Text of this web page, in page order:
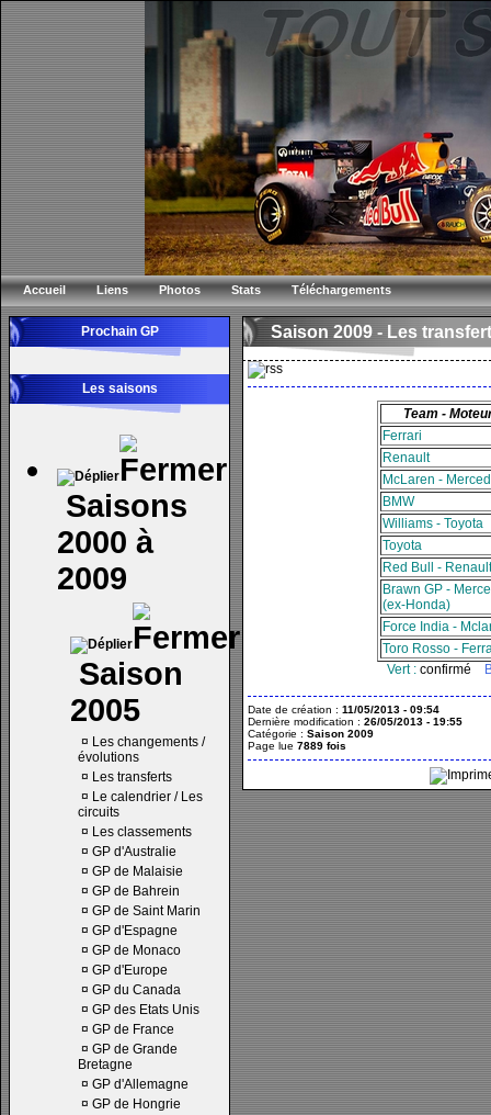
Accueil Liens Photos Stats Téléchargements
Prochain GP
Les saisons
Saisons
2000 à
2009
Saison
2005
¤ Les changements /
évolutions
¤ Les transferts
¤ Le calendrier / Les
circuits
¤ Les classements
¤ GP d'Australie
¤ GP de Malaisie
¤ GP de Bahrein
¤ GP de Saint Marin
¤ GP d'Espagne
¤ GP de Monaco
¤ GP d'Europe
¤ GP du Canada
¤ GP des Etats Unis
¤ GP de France
¤ GP de Grande
Bretagne
¤ GP d'Allemagne
¤ GP de Hongrie
Saison 2009 - Les
Team -
Ferrari
Renault
McLaren -
BMW
Williams - Toyota
Toyota
Red Bull - Renault
Brawn GP -
(ex-Honda)
Force India -
Toro Rosso -
Vert :confirmé
Date de création : 11/05/2013 - 09:54
Dernière modification : 26/05/2013 - 19:55
Catégorie : Saison 2009
Page lue 7889 fois